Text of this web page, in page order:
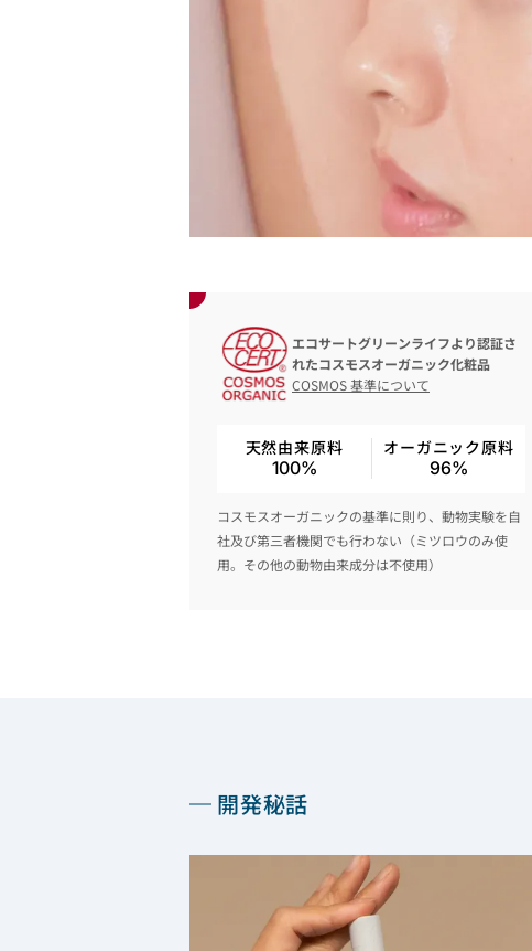
エコサートグリーンライフより認証さ
れたコスモスオーガニック化粧品
COSMOS 基準について
天然由来原料
100%
オーガニック原料
96%
コスモスオーガニックの基準に則り、動物実験を自
社及び第三者機関でも行わない（ミツロウのみ使
用。その他の動物由来成分は不使用）
開発秘話